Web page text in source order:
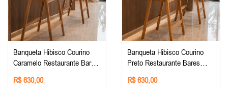
Banqueta Hibisco Courino
Caramelo Restaurante Bares
R$ 630,00
Banqueta Hibisco Courino
Preto Restaurante Bares
R$ 630,00